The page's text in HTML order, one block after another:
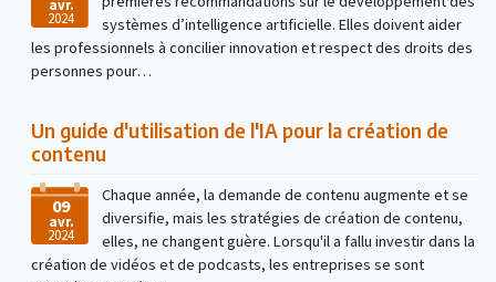
avr.
2024
systèmes d’intelligence artificielle. Elles doivent aider
les professionnels à concilier innovation et respect des droits des
personnes pour…
Un guide d'utilisation de l'IA pour la création de
contenu
09
avr.
2024
Chaque année, la demande de contenu augmente et se
diversifie, mais les stratégies de création de contenu,
elles, ne changent guère. Lorsqu'il a fallu investir dans la
création de vidéos et de podcasts, les entreprises se sont